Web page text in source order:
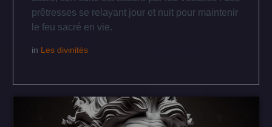
prêtresses se relayant jour et nuit pour maintenir
le feu sacré en vie.
in Les divinités